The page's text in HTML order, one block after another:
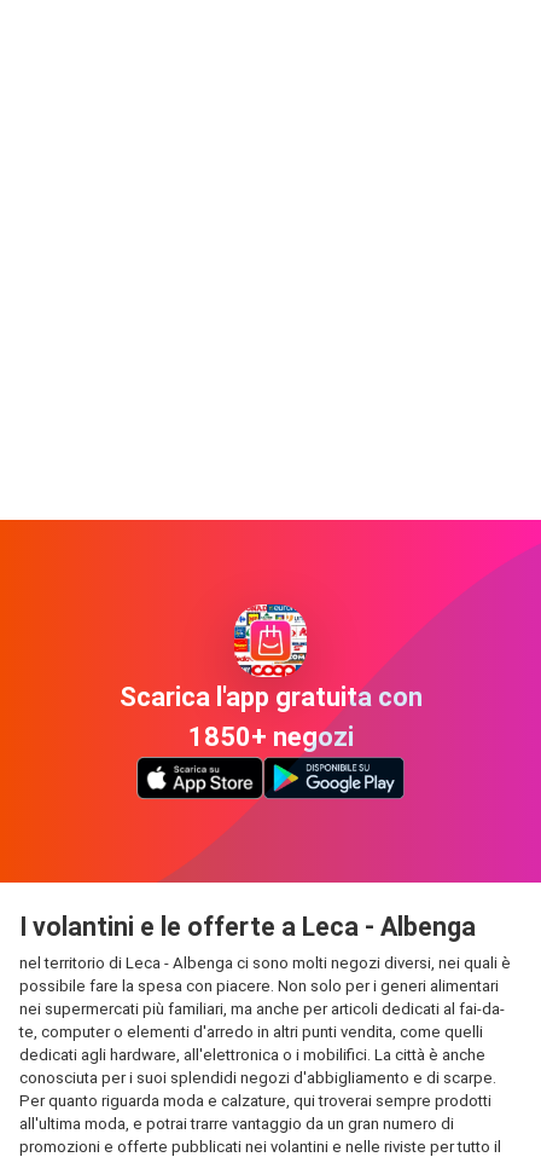
Scarica l'app gratuita con
1850+ negozi
I volantini e le offerte a Leca - Albenga
nel territorio di Leca - Albenga ci sono molti negozi diversi, nei quali è
possibile fare la spesa con piacere. Non solo per i generi alimentari
nei supermercati più familiari, ma anche per articoli dedicati al fai-da-
te, computer o elementi d'arredo in altri punti vendita, come quelli
dedicati agli hardware, all'elettronica o i mobilifici. La città è anche
conosciuta per i suoi splendidi negozi d'abbigliamento e di scarpe.
Per quanto riguarda moda e calzature, qui troverai sempre prodotti
all'ultima moda, e potrai trarre vantaggio da un gran numero di
promozioni e offerte pubblicati nei volantini e nelle riviste per tutto il